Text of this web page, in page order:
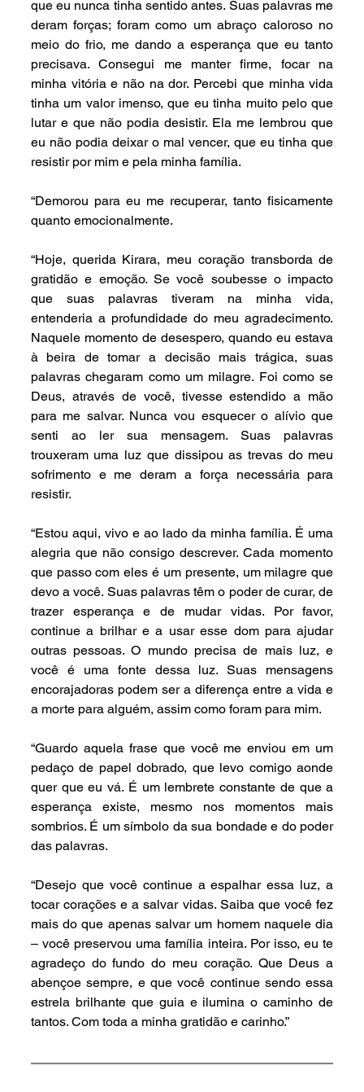
que eu nunca tinha sentido antes. Suas palavras me
deram forças; foram como um abraço caloroso no
meio do frio, me dando a esperança que eu tanto
precisava. Consegui me manter firme, focar na
minha vitória e não na dor. Percebi que minha vida
tinha um valor imenso, que eu tinha muito pelo que
lutar e que não podia desistir. Ela me lembrou que
eu não podia deixar o mal vencer, que eu tinha que
resistir por mim e pela minha família.
“Demorou para eu me recuperar, tanto fisicamente
quanto emocionalmente.
“Hoje, querida Kirara, meu coração transborda de
gratidão e emoção. Se você soubesse o impacto
que suas palavras tiveram na minha vida,
entenderia a profundidade do meu agradecimento.
Naquele momento de desespero, quando eu estava
à beira de tomar a decisão mais trágica, suas
palavras chegaram como um milagre. Foi como se
Deus, através de você, tivesse estendido a mão
para me salvar. Nunca vou esquecer o alívio que
senti ao ler sua mensagem. Suas palavras
trouxeram uma luz que dissipou as trevas do meu
sofrimento e me deram a força necessária para
resistir.
“Estou aqui, vivo e ao lado da minha família. É uma
alegria que não consigo descrever. Cada momento
que passo com eles é um presente, um milagre que
devo a você. Suas palavras têm o poder de curar, de
trazer esperança e de mudar vidas. Por favor,
continue a brilhar e a usar esse dom para ajudar
outras pessoas. O mundo precisa de mais luz, e
você é uma fonte dessa luz. Suas mensagens
encorajadoras podem ser a diferença entre a vida e
a morte para alguém, assim como foram para mim.
“Guardo aquela frase que você me enviou em um
pedaço de papel dobrado, que levo comigo aonde
quer que eu vá. É um lembrete constante de que a
esperança existe, mesmo nos momentos mais
sombrios. É um símbolo da sua bondade e do poder
das palavras.
“Desejo que você continue a espalhar essa luz, a
tocar corações e a salvar vidas. Saiba que você fez
mais do que apenas salvar um homem naquele dia
– você preservou uma família inteira. Por isso, eu te
agradeço do fundo do meu coração. Que Deus a
abençoe sempre, e que você continue sendo essa
estrela brilhante que guia e ilumina o caminho de
tantos. Com toda a minha gratidão e carinho.”